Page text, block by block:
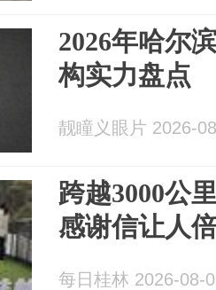
2026年哈尔
构实力盘点
靓瞳义眼片 2026-
跨越3000公
感谢信让人
每日桂林 2026-08-